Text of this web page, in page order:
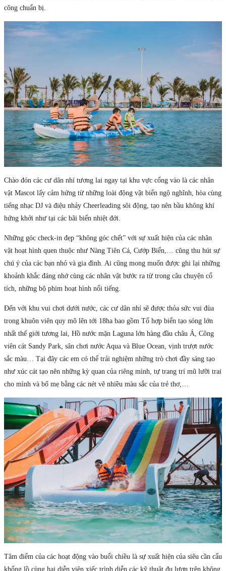
công chuẩn bị.
Chào đón các cư dân nhí tương lai ngay tại khu vực cổng vào là các nhân
vật Mascot lấy cảm hứng từ những loài động vật biển ngộ nghĩnh, hòa cùng
tiếng nhạc DJ và điệu nhảy Cheerleading sôi động, tạo nên bầu không khí
hứng khởi như tại các bãi biển nhiệt đới.
Những góc check-in đẹp “không góc chết” với sự xuất hiện của các nhân
vật hoạt hình quen thuộc như Nàng Tiên Cá, Cướp Biển,… cũng thu hút sự
chú ý của các bạn nhỏ và gia đình. Ai cũng mong muốn được ghi lại những
khoảnh khắc đáng nhớ cùng các nhân vật bước ra từ trong câu chuyện cổ
tích, những bộ phim hoạt hình nổi tiếng.
Đến với khu vui chơi dưới nước, các cư dân nhí sẽ được thỏa sức vui đùa
trong khuôn viên quy mô lên tới 18ha bao gồm Tổ hợp biển tạo sóng lớn
nhất thế giới tương lai, Hồ nước mặn Laguna lớn hàng đầu châu Á, Công
viên cát Sandy Park, sân chơi nước Aqua và Blue Ocean, vịnh trượt nước
sắc màu… Tại đây các em có thể trải nghiệm những trò chơi đầy sáng tạo
như xúc cát tạo nên những kỳ quan của riêng mình, tự trang trí mũ lưỡi trai
cho mình và bố mẹ bằng các nét vẽ nhiều màu sắc của trẻ thơ,…
Tâm điểm của các hoạt động vào buổi chiều là sự xuất hiện của siêu cần cẩu
khổng lồ cùng hai diễn viên xiếc trình diễn các kỹ thuật đu lượn trên không